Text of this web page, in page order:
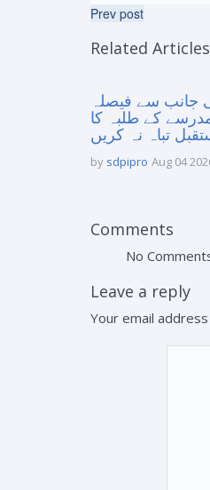
Prev post
Related Articles
جانب سے فیصلہ
کے طلبہ کا
تباہ نہ کریں
by sdpipro Aug 04
Comments
No
Leave a reply
Your email